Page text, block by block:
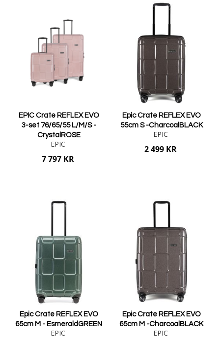
-EPIC GTO 5.0
EPIC Crate REFLEX EVO
3-set 76/65/55 L/M/S -
CrystalROSE
EPIC
7 797 KR
Epic Crate REFLEX EVO
55cm S -CharcoalBLACK
EPIC
2 499 KR
Epic Crate REFLEX EVO
65cm M - EsmeraldGREEN
EPIC
Epic Crate REFLEX EVO
65cm M -CharcoalBLACK
EPIC